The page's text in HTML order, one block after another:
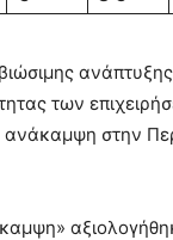
των
ανάκαμψη στην